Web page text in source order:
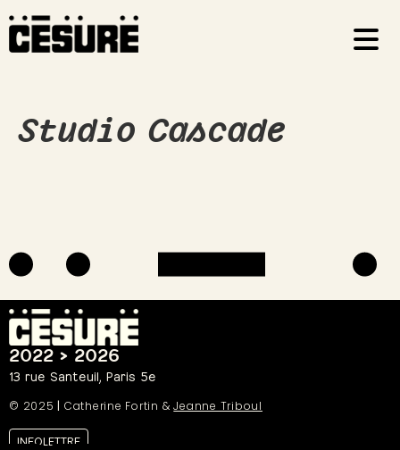
Studio Cascade
2022 > 2026
13 rue Santeuil, Paris 5e
© 2025 | Catherine Fortin &Jeanne Triboul
INFOLETTRE